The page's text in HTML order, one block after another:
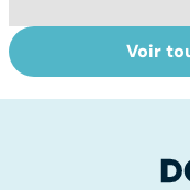
Intestin
le régime
Voir